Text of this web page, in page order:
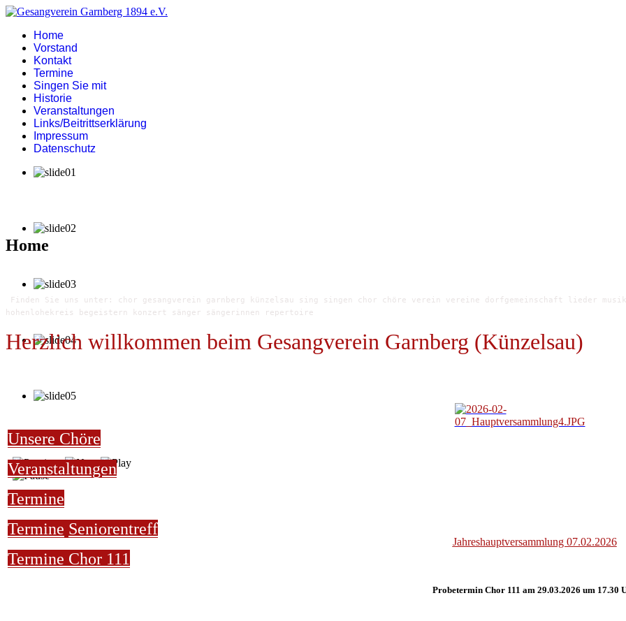
Home
Vorstand
Kontakt
Termine
Singen Sie mit
Historie
Veranstaltungen
Links/Beitrittserklärung
Impressum
Datenschutz
Home
Finden Sie uns unter: chor gesangverein garnberg künzelsau sing singen chor chöre verein vereine dorfgemeinschaft lieder
hohenlohekreis begeistern konzert sänger sängerinnen repertoire
Herzlich willkommen beim Gesangverein Garnberg (Künzelsau)
Unsere Chöre
Veranstaltungen
Termine
Termine Seniorentreff
Termine Chor 111
Jahreshauptversammlung 07.02.2026
Probetermin Chor 111 am 29.03.2026 um 17.30